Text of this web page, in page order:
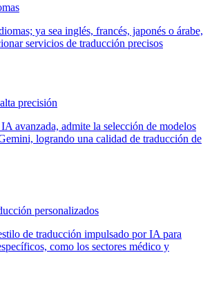
ya sea inglés, francés, japonés o árabe,
servicios de traducción precisos
precisión
avanzada, admite la selección de modelos
logrando una calidad de traducción de
personalizados
de traducción impulsado por IA para
como los sectores médico y